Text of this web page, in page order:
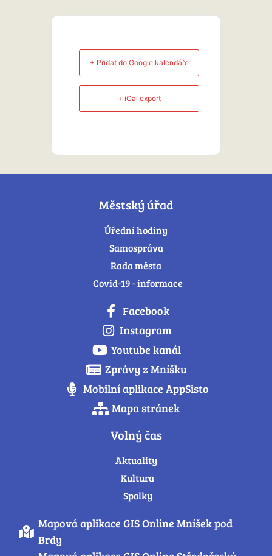
+ Přidat do Google kalendáře
+ iCal export
Městský úřad
Úřední hodiny
Samospráva
Rada města
Covid-19 - informace
Facebook
Instagram
Youtube kanál
Zprávy z Mníšku
Mobilní aplikace AppSisto
Mapa stránek
Volný čas
Aktuality
Kultura
Spolky
Mapová aplikace GIS Online Mníšek pod
Brdy